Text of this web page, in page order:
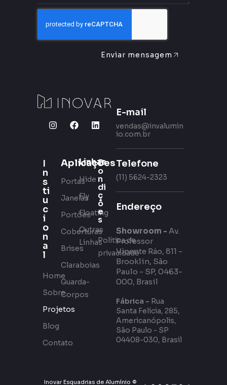
Enviar mensagem
I
n
s
ti
u
c
i
o
n
a
l
Home
Sobre
Projetos
Blog
Contato
Aplicações
Portas
Janelas
Portões
Coberturas
Brises
Claraboias
Guarda-
Corpos
Linhas
Hide
Fly
Floating
Outras
Linhas
C
o
n
di
ç
õ
e
s
Política de
privacidade
E-mail
vendas@invalumin
io.com.br
Telefone
(11) 5624-2323
Endereço
Showroom - Av.
Professor
Vicente Ráo, 811 -
Brooklin, São
Paulo - SP, 0463-
000, Brasil
Fábrica - Rua
Santa Felícia, 285,
Americanópolis,
São Paulo - SP
04408-030, Brasil
Inovar Esquadrias de Alumínio ©